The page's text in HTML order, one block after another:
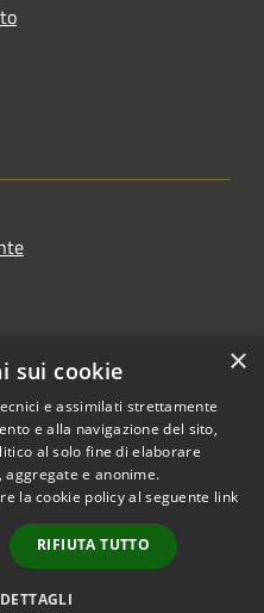
Copyright © 2026 • Comune di
Marliana • Powered by
Municipium•
Accesso
redazione
×
sui cookie
e assimilati strettamente
e alla navigazione del sito,
al solo fine di elaborare
e anonime.
la cookie policy al seguente link
RIFIUTA TUTTO